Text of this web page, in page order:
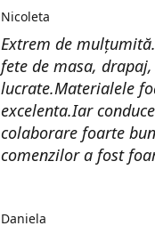
Extrem de
fete de masa,
lucrate.Materialele
excelenta.Iar
colaborare foarte
comenzilor a fost
Nicoleta
Daniela